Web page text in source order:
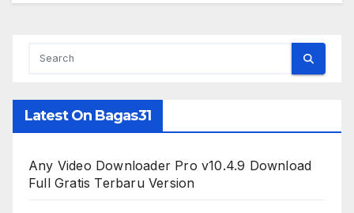
Latest On Bagas31
Any Video Downloader Pro v10.4.9 Download
Full Gratis Terbaru Version